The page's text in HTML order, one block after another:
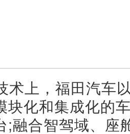
术上，福田汽车
块化和集成化的
;融合智驾域、座